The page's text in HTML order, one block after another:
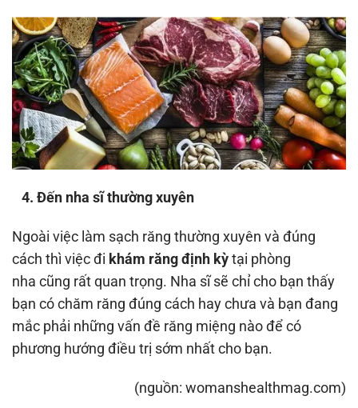
4. Đến nha sĩ thường xuyên
Ngoài việc làm sạch răng thường xuyên và đúng
cách thì việc đi khám răng định kỳtại phòng
nha cũng rất quan trọng. Nha sĩ sẽ chỉ cho bạn thấy
bạn có chăm răng đúng cách hay chưa và bạn đang
mắc phải những vấn đề răng miệng nào để có
phương hướng điều trị sớm nhất cho bạn.
(nguồn: womanshealthmag.com)